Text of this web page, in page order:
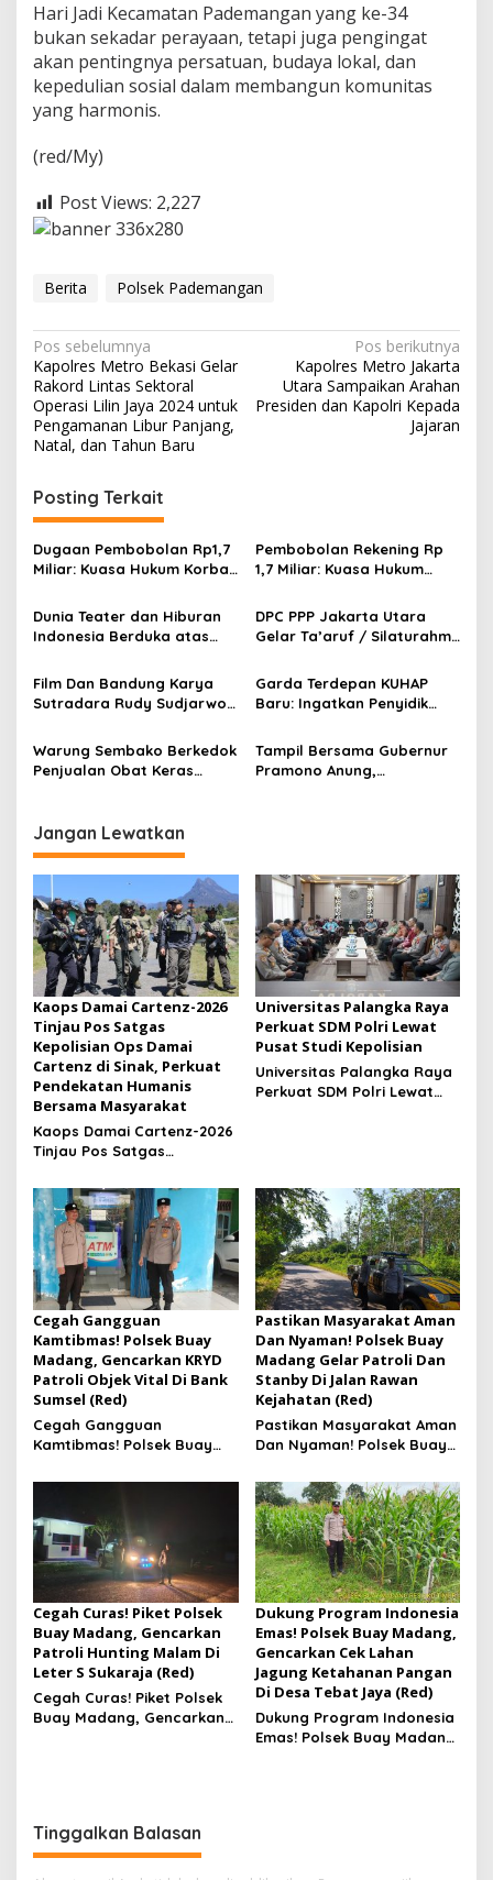
Hari Jadi Kecamatan Pademangan yang ke-34
bukan sekadar perayaan, tetapi juga pengingat
akan pentingnya persatuan, budaya lokal, dan
kepedulian sosial dalam membangun komunitas
yang harmonis.
(red/My)
Post Views: 2,227
Berita Polsek Pademangan
N
a
v
i
a
s
i
o
Pos sebelumnya
Kapolres Metro Bekasi Gelar
Rakord Lintas Sektoral
Operasi Lilin Jaya 2024 untuk
Pengamanan Libur Panjang,
Natal, dan Tahun Baru
Pos berikutnya
Kapolres Metro Jakarta
Utara Sampaikan Arahan
Presiden dan Kapolri Kepada
Jajaran
Posting Terkait
Dugaan Pembobolan Rp1,7
Miliar: Kuasa Hukum Korban
Keterlibatan Internal Bank
Aladin Syariah
Pembobolan Rekening Rp
1,7 Miliar: Kuasa Hukum
Pihak Internal Bank Aladin
Syariah
Dunia Teater dan Hiburan
Indonesia Berduka atas
Diding Boneng
DPC PPP Jakarta Utara
Gelar Ta’aruf / Silaturahmi
Pengurus Baru, Fokus
Konsolidasi Jelang
Musancab 13 September
Film Dan Bandung Karya
Sutradara Rudy Sudjarwo:
Secara Luas Mulai 20
Agustus 2026
Garda Terdepan KUHAP
Baru: Ingatkan Penyidik
Bersalah
Warung Sembako Berkedok
Penjualan Obat Keras
Tampil Bersama Gubernur
Pramono Anung,
Jangan Lewatkan
Kaops Damai Cartenz-2026
Tinjau Pos Satgas
Kepolisian Ops Damai
Cartenz di Sinak, Perkuat
Pendekatan Humanis
Bersama Masyarakat
Kaops Damai Cartenz-2026
Tinjau Pos Satgas
Cartenz di Sinak, Perkuat
Pendekatan Humanis
Bersama Masyarakat
Universitas Palangka Raya
Perkuat SDM Polri Lewat
Pusat Studi Kepolisian
Universitas Palangka Raya
Perkuat SDM Polri Lewat
Cegah Gangguan
Kamtibmas! Polsek Buay
Madang, Gencarkan KRYD
Patroli Objek Vital Di Bank
Sumsel (Red)
Cegah Gangguan
Kamtibmas! Polsek Buay
Patroli Objek Vital Di Bank
Pastikan Masyarakat Aman
Dan Nyaman! Polsek Buay
Madang Gelar Patroli Dan
Stanby Di Jalan Rawan
Kejahatan (Red)
Pastikan Masyarakat Aman
Dan Nyaman! Polsek Buay
Stanby Di Jalan Rawan
Kejahatan
Cegah Curas! Piket Polsek
Buay Madang, Gencarkan
Patroli Hunting Malam Di
Leter S Sukaraja (Red)
Cegah Curas! Piket Polsek
Buay Madang, Gencarkan
Dukung Program Indonesia
Emas! Polsek Buay Madang,
Gencarkan Cek Lahan
Jagung Ketahanan Pangan
Di Desa Tebat Jaya (Red)
Dukung Program Indonesia
Emas! Polsek Buay Madang,
Tinggalkan Balasan